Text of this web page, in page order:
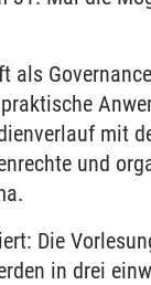
als
mit
und
Die
in drei